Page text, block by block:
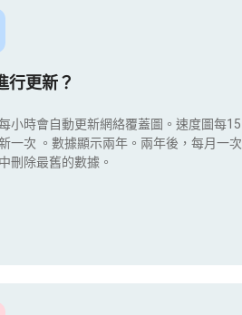
行更新？
小時會自動更新網絡覆蓋圖。速度圖每15
一次 。數據顯示兩年。兩年後，每月一次
刪除最舊的數據。